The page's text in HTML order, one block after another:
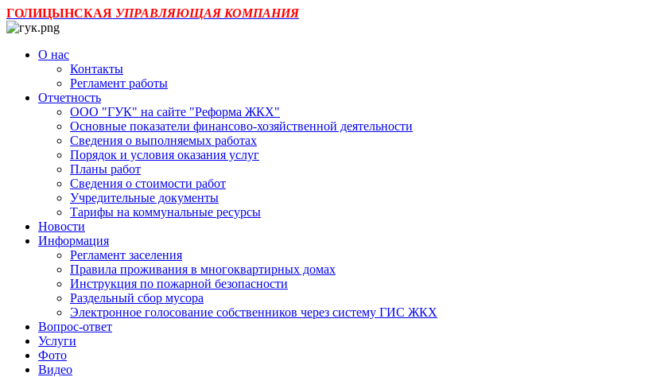
ГОЛИЦЫНСКАЯ УПРАВЛЯЮЩАЯ КОМПАНИЯ
О нас
Контакты
Регламент работы
Отчетность
ООО "ГУК" на сайте "Реформа ЖКХ"
Основные показатели финансово-хозяйственной деятельности
Сведения о выполняемых работах
Порядок и условия оказания услуг
Планы работ
Сведения о стоимости работ
Учредительные документы
Тарифы на коммунальные ресурсы
Новости
Информация
Регламент заселения
Правила проживания в многоквартирных домах
Инструкция по пожарной безопасности
Раздельный сбор мусора
Электронное голосование собственников через систему ГИС ЖКХ
Вопрос-ответ
Услуги
Фото
Видео